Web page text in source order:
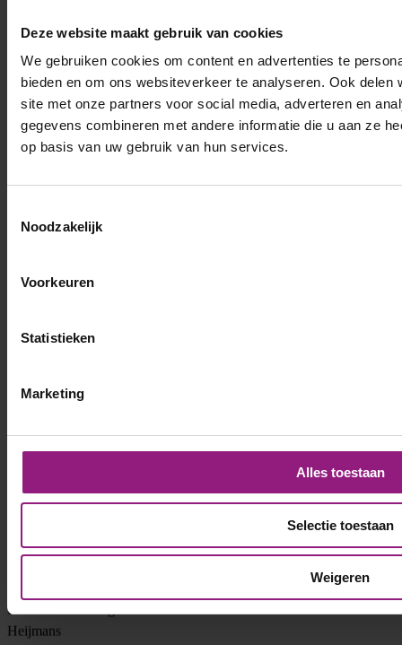
Deze website maakt gebruik van cookies
We gebruiken cookies om content en advertenties te
bieden en om ons websiteverkeer te analyseren. Ook
site met onze partners voor social media, adverteren en
gegevens combineren met andere informatie die u aan ze
op basis van uw gebruik van hun services.
Noodzakelijk
Voorkeuren
Statistieken
Marketing
Alles toestaan
Selectie toestaan
Weigeren
Via VONDERS heb ik mijn droombaan gevonden als
Mark van der Berg
Heijmans